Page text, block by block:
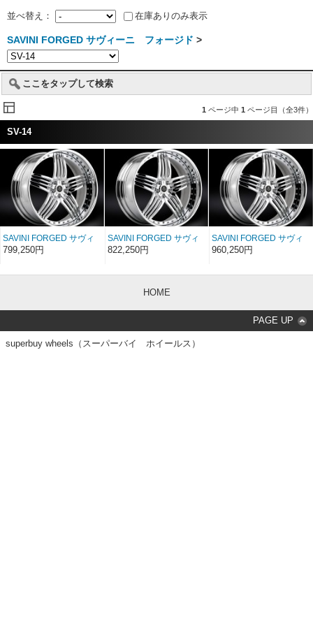
並べ替え： 在庫ありのみ表示
SAVINI FORGED サヴィーニ フォージド >
ここをタップして検索
1 ページ中 1 ページ目（全3件）
SV-14
SAVINI FORGED サヴィ
ーニ フォージド
799,250円
SAVINI FORGED サヴィ
ーニ フォージド
822,250円
SAVINI FORGED サヴィ
ーニ フォージド
960,250円
HOME
PAGE UP
superbuy wheels（スーパーバイ ホイールス）